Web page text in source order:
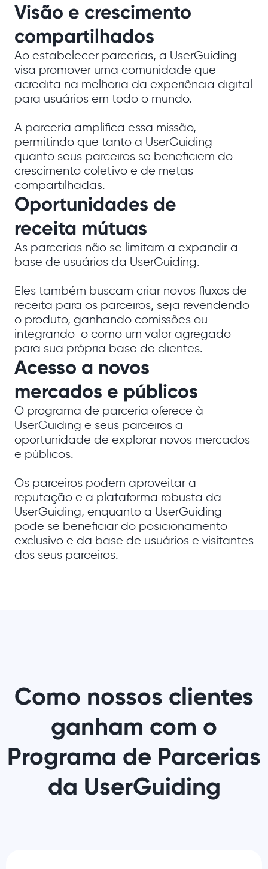
Visão e crescimento
compartilhados
Ao estabelecer parcerias, a UserGuiding
visa promover uma comunidade que
acredita na melhoria da experiência digital
para usuários em todo o mundo.
A parceria amplifica essa missão,
permitindo que tanto a UserGuiding
quanto seus parceiros se beneficiem do
crescimento coletivo e de metas
compartilhadas.
Oportunidades de
receita mútuas
As parcerias não se limitam a expandir a
base de usuários da UserGuiding.
Eles também buscam criar novos fluxos de
receita para os parceiros, seja revendendo
o produto, ganhando comissões ou
integrando-o como um valor agregado
para sua própria base de clientes.
Acesso a novos
mercados e públicos
O programa de parceria oferece à
UserGuiding e seus parceiros a
oportunidade de explorar novos mercados
e públicos.
Os parceiros podem aproveitar a
reputação e a plataforma robusta da
UserGuiding, enquanto a UserGuiding
pode se beneficiar do posicionamento
exclusivo e da base de usuários e visitantes
dos seus parceiros.
Como nossos clientes
ganham com o
Programa de Parcerias
da UserGuiding